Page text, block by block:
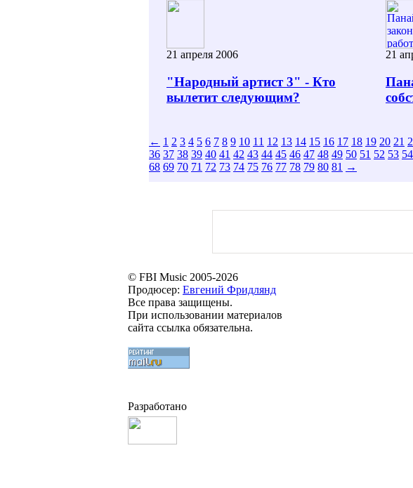
21 апреля 2006
"Народный артист 3" - Кто
вылетит следующим?
21
← 1 2 3 4 5 6 7 8 9 10 11 12 13 14 15 16 17 18 19 20 21
36 37 38 39 40 41 42 43 44 45 46 47 48 49 50 51 52 53 54
68 69 70 71 72 73 74 75 76 77 78 79 80 81 →
© FBI Music 2005-2026
Продюсер: Евгений Фридлянд
Все права защищены.
При использовании материалов
сайта ссылка обязательна.
Разработано